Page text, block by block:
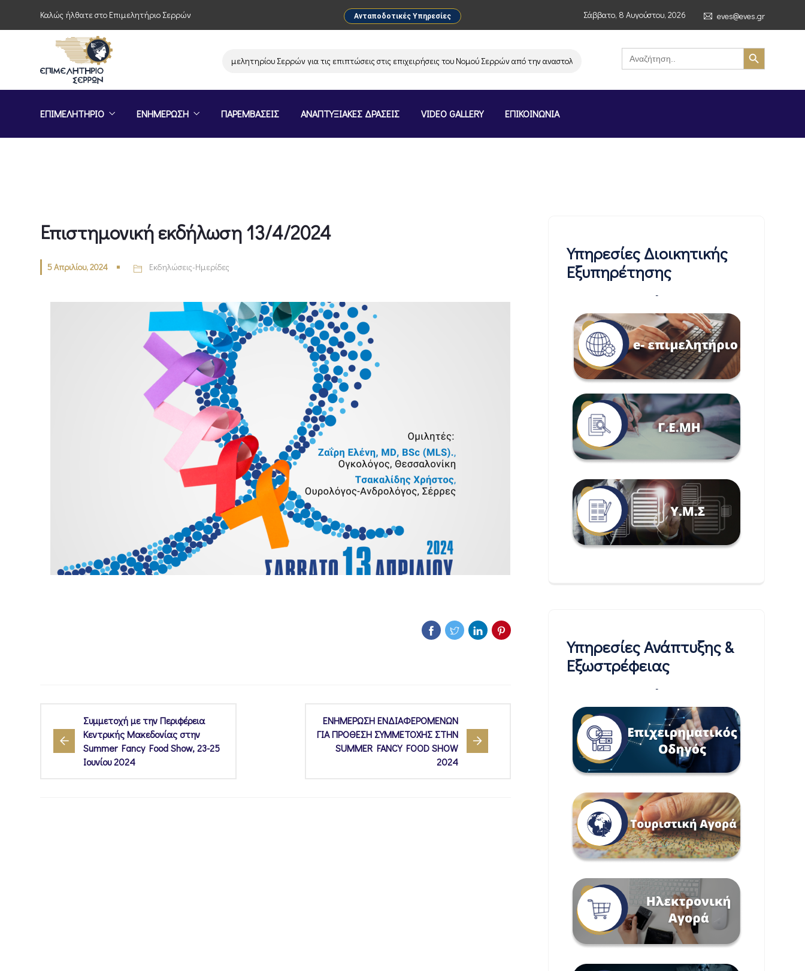
Καλώς ήλθατε στο Επιμελητήριο Σερρών Ανταποδοτικές Υπηρεσίες Σάββατο, 8 Αυγούστου, 2026 eves@eves.gr
Παρέμβαση του Επιμελητηρίου Σερρών για τις επιπτώσεις στις επιχειρήσεις του Νομού Σερρών από την αναστολή λειτουργίας της αλυσίδας σούπερ μάρκετ MERE στην Ελλάδα –
Search
for:
Search Button
ΕΠΙΜΕΛΗΤΗΡΙΟ ΕΝΗΜΕΡΩΣΗ ΠΑΡΕΜΒΑΣΕΙΣ ΑΝΑΠΤΥΞΙΑΚΕΣ ΔΡΑΣΕΙΣ VIDEO GALLERY ΕΠΙΚΟΙΝΩΝΙΑ
Επιστημονική εκδήλωση 13/4/2024
5 Απριλίου, 2024 Εκδηλώσεις-Ημερίδες
Συμμετοχή με την Περιφέρεια
Κεντρικής Μακεδονίας στην
Summer Fancy Food Show, 23-25
Ιουνίου 2024
ΕΝΗΜΕΡΩΣΗ ΕΝΔΙΑΦΕΡΟΜΕΝΩΝ
ΓΙΑ ΠΡΟΘΕΣΗ ΣΥΜΜΕΤΟΧΗΣ ΣΤΗΝ
SUMMER FANCY FOOD SHOW
2024
Υπηρεσίες Διοικητικής
Εξυπηρέτησης
-
Υπηρεσίες Ανάπτυξης &
Εξωστρέφειας
-